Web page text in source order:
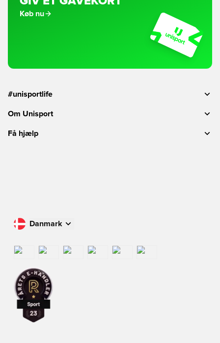
Køb nu
#unisportlife
Om Unisport
Få hjælp
Danmark